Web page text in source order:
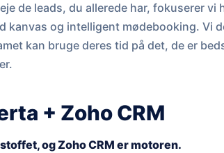
de leads, du allerede har, fokuserer vi
kanvas og intelligent mødebooking. Vi
kan bruge deres tid på det, de er
+ Zoho CRM
og Zoho CRM er motoren.